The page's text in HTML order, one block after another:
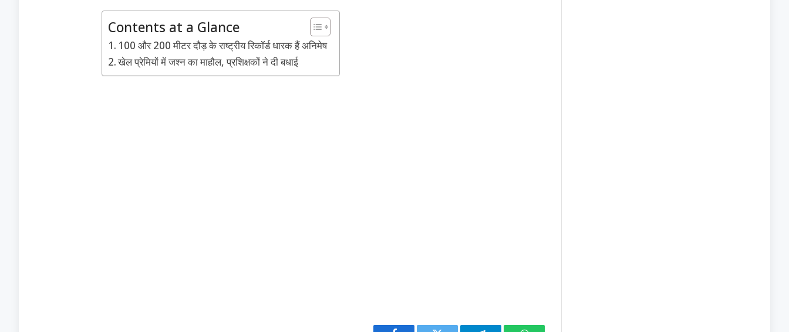
Contents at a Glance
100 और 200 मीटर दौड़ के राष्ट्रीय रिकॉर्ड धारक हैं अनिमेष
खेल प्रेमियों में जश्न का माहौल, प्रशिक्षकों ने दी बधाई